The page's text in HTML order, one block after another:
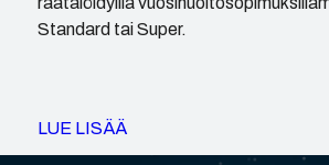
Standard tai Super.
LUE LISÄÄ